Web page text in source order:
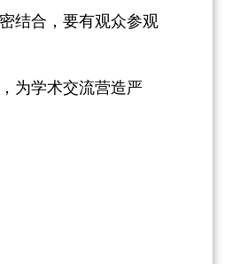
结合，要有观众参观
为学术交流营造严